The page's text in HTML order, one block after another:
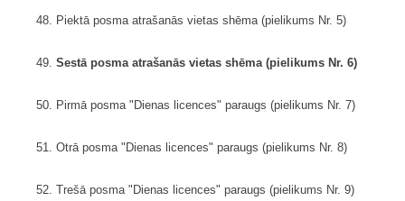
48. Piektā posma atrašanās vietas shēma (pielikums Nr. 5)
49. Sestā posma atrašanās vietas shēma (pielikums Nr. 6)
50. Pirmā posma "Dienas licences" paraugs (pielikums Nr. 7)
51. Otrā posma "Dienas licences" paraugs (pielikums Nr. 8)
52. Trešā posma "Dienas licences" paraugs (pielikums Nr. 9)